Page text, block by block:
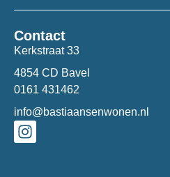
Contact
Kerkstraat 33
4854 CD Bavel
0161 431462
info@bastiaansenwonen.nl